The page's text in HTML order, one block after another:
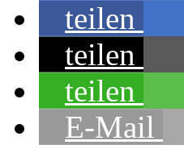
teilen
teilen
teilen
E-Mail